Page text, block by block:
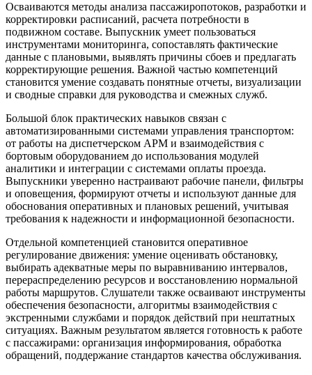
Осваиваются методы анализа пассажиропотоков, разработки и
корректировки расписаний, расчета потребности в
подвижном составе. Выпускник умеет пользоваться
инструментами мониторинга, сопоставлять фактические
данные с плановыми, выявлять причины сбоев и предлагать
корректирующие решения. Важной частью компетенций
становится умение создавать понятные отчеты, визуализации
и сводные справки для руководства и смежных служб.
Большой блок практических навыков связан с
автоматизированными системами управления транспортом:
от работы на диспетчерском АРМ и взаимодействия с
бортовым оборудованием до использования модулей
аналитики и интеграции с системами оплаты проезда.
Выпускники уверенно настраивают рабочие панели, фильтры
и оповещения, формируют отчеты и используют данные для
обоснования оперативных и плановых решений, учитывая
требования к надежности и информационной безопасности.
Отдельной компетенцией становится оперативное
регулирование движения: умение оценивать обстановку,
выбирать адекватные меры по выравниванию интервалов,
перераспределению ресурсов и восстановлению нормальной
работы маршрутов. Слушатели также осваивают инструменты
обеспечения безопасности, алгоритмы взаимодействия с
экстренными службами и порядок действий при нештатных
ситуациях. Важным результатом является готовность к работе
с пассажирами: организация информирования, обработка
обращений, поддержание стандартов качества обслуживания.